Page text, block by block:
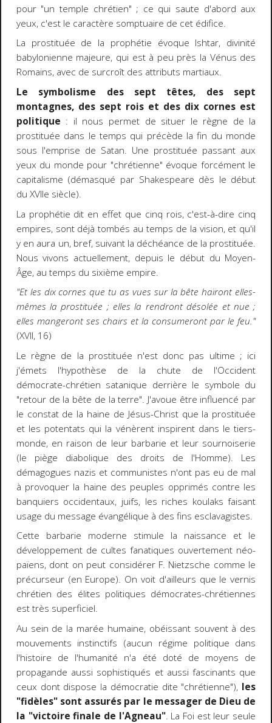
pour "un temple chrétien" ; ce qui saute d'abord aux
yeux, c'est le caractère somptuaire de cet édifice.
La prostituée de la prophétie évoque Ishtar, divinité
babylonienne majeure, qui est à peu près la Vénus des
Romains, avec de surcroît des attributs martiaux.
Le symbolisme des sept têtes, des sept
montagnes, des sept rois et des dix cornes est
politique : il nous permet de situer le règne de la
prostituée dans le temps qui précède la fin du monde
sous l'emprise de Satan. Une prostituée passant aux
yeux du monde pour "chrétienne" évoque forcément le
capitalisme (démasqué par Shakespeare dès le début
du XVIIe siècle).
La prophétie dit en effet que cinq rois, c'est-à-dire cinq
empires, sont déjà tombés au temps de la vision, et qu'il
y en aura un, bref, suivant la déchéance de la prostituée.
Nous vivons actuellement, depuis le début du Moyen-
Âge, au temps du sixième empire.
"Et les dix cornes que tu as vues sur la bête haïront elles-
mêmes la prostituée ; elles la rendront désolée et nue ;
elles mangeront ses chairs et la consumeront par le feu."
(XVII, 16)
Le règne de la prostituée n'est donc pas ultime ; ici
j'émets l'hypothèse de la chute de l'Occident
démocrate-chrétien satanique derrière le symbole du
"retour de la bête de la terre". J'avoue être influencé par
le constat de la haine de Jésus-Christ que la prostituée
et les potentats qui la vénèrent inspirent dans le tiers-
monde, en raison de leur barbarie et leur sournoiserie
(le piège diabolique des droits de l'Homme). Les
démagogues nazis et communistes n'ont pas eu de mal
à provoquer la haine des peuples opprimés contre les
banquiers occidentaux, juifs, les riches koulaks faisant
usage du message évangélique à des fins esclavagistes.
Cette barbarie moderne stimule la naissance et le
développement de cultes fanatiques ouvertement néo-
païens, dont on peut considérer F. Nietzsche comme le
précurseur (en Europe). On voit d'ailleurs que le vernis
chrétien des élites politiques démocrates-chrétiennes
est très superficiel.
Au sein de la marée humaine, obéissant souvent à des
mouvements instinctifs (aucun régime politique dans
l'histoire de l'humanité n'a été doté de moyens de
propagande aussi sophistiqués et aussi fascinants que
ceux dont dispose la démocratie dite "chrétienne"), les
"fidèles" sont assurés par le messager de Dieu de
la "victoire finale de l'Agneau". La Foi est leur seule